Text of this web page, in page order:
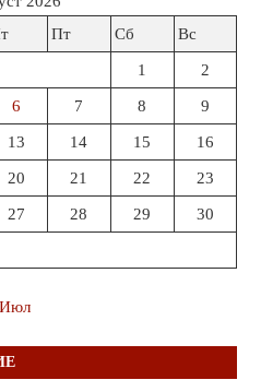
Пт Сб Вс
1 2
6 7 8 9
13 14 15 16
20 21 22 23
27 28 29 30